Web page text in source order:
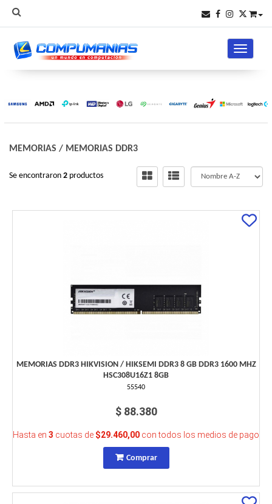
Toggle
MEMORIAS / MEMORIAS DDR3
Se encontraron 2 productos
MEMORIAS DDR3 HIKVISION / HIKSEMI DDR3 8 GB DDR3 1600 MHZ
HSC308U16Z1 8GB
55540
$ 88.380
Hasta en 3 cuotas de $29.460,00 con todos los medios de pago
Comprar